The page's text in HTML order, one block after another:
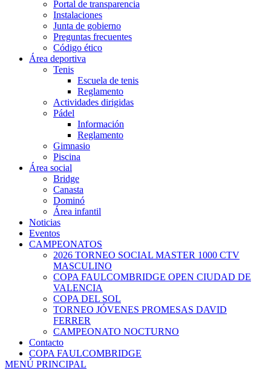
Portal de transparencia
Instalaciones
Junta de gobierno
Preguntas frecuentes
Código ético
Área deportiva
Tenis
Escuela de tenis
Reglamento
Actividades dirigidas
Pádel
Información
Reglamento
Gimnasio
Piscina
Área social
Bridge
Canasta
Dominó
Área infantil
Noticias
Eventos
CAMPEONATOS
2026 TORNEO SOCIAL MASTER 1000 CTV
MASCULINO
COPA FAULCOMBRIDGE OPEN CIUDAD DE
VALENCIA
COPA DEL SOL
TORNEO JÓVENES PROMESAS DAVID
FERRER
CAMPEONATO NOCTURNO
Contacto
COPA FAULCOMBRIDGE
MENÚ PRINCIPAL